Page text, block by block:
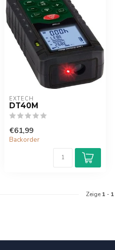
EXTECH
DT40M
€61,99
Backorder
Zeige 1 - 1